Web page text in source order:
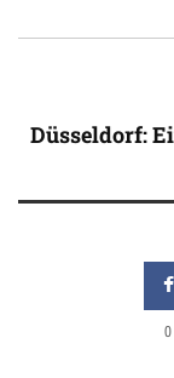
Düsseldorf:
0